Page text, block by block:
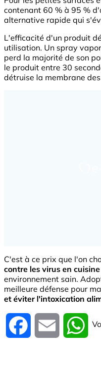
contenant 60 % à 95 %
alternative rapide qui
L'efficacité d'un produit
utilisation. Un spray
perd la majorité de son
le produit entre 30
détruise la membrane
C'est à ce prix que l'on
contre les virus en cuisine
environnement sain.
meilleure défense pour
et éviter l'intoxication
Facebook Email